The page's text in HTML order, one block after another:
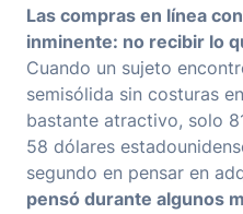
Las compras en línea
inminente: no recibir lo
Cuando un sujeto
semisólida sin costuras en
bastante atractivo, solo
58 dólares
segundo en pensar en
pensó durante algunos